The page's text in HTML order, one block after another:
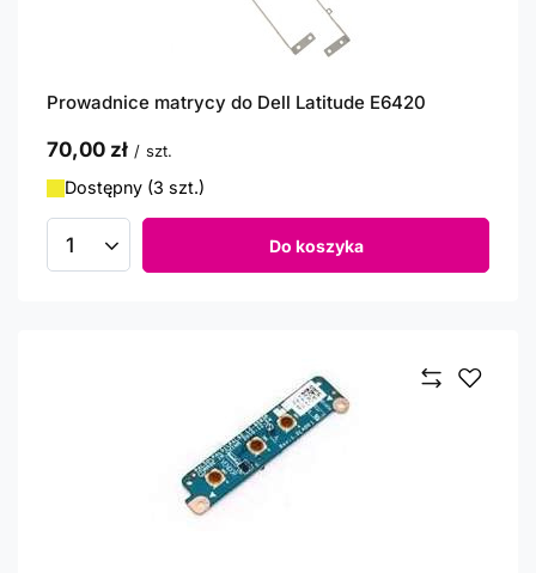
Prowadnice matrycy do Dell Latitude E6420
70,00 zł / szt.
Dostępny (3 szt.)
Ilość produktów Do koszyka